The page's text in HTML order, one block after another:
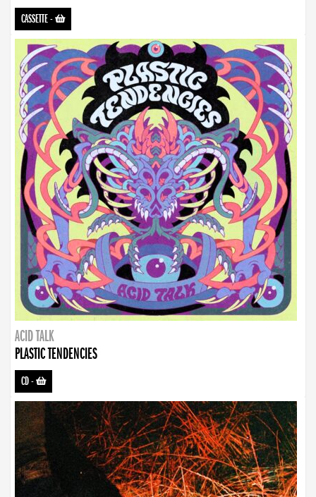
CASSETTE-
ACID TALK
PLASTIC TENDENCIES
CD-